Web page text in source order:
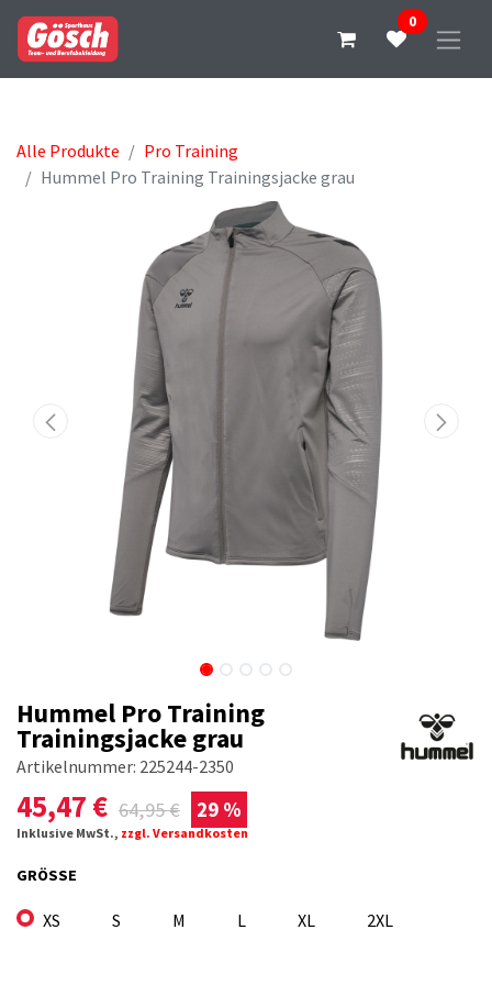
0
Alle Produkte
Pro Training
Hummel Pro Training Trainingsjacke grau
Hummel Pro Training
Trainingsjacke grau
Artikelnummer: 225244-2350
45,47 € 64,95€ 29 %
Inklusive MwSt., zzgl. Versandkosten
GRÖSSE
XS S M L XL 2XL